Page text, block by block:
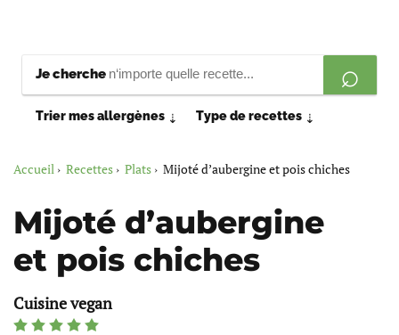
Je cherche
Trier mes allergènes ⇣ Type de recettes ⇣
Accueil Recettes Plats Mijoté d’aubergine et pois chiches
Mijoté d’aubergine
et pois chiches
Cuisine vegan